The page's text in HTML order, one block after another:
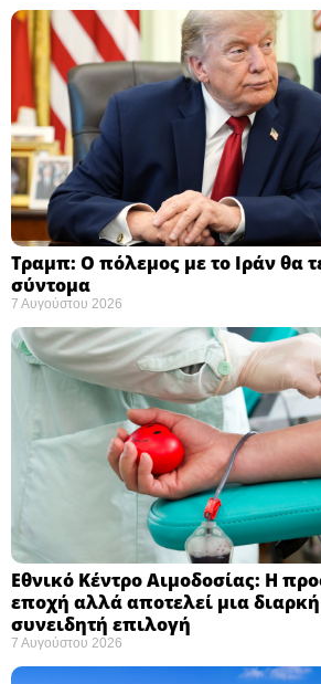
Τραμπ: Ο πόλεμος με το Ιράν θα
σύντομα ​
7 Αυγούστου 2026
Εθνικό Κέντρο Αιμοδοσίας: H
εποχή αλλά αποτελεί μια διαρκή
συνειδητή επιλογή ​
7 Αυγούστου 2026